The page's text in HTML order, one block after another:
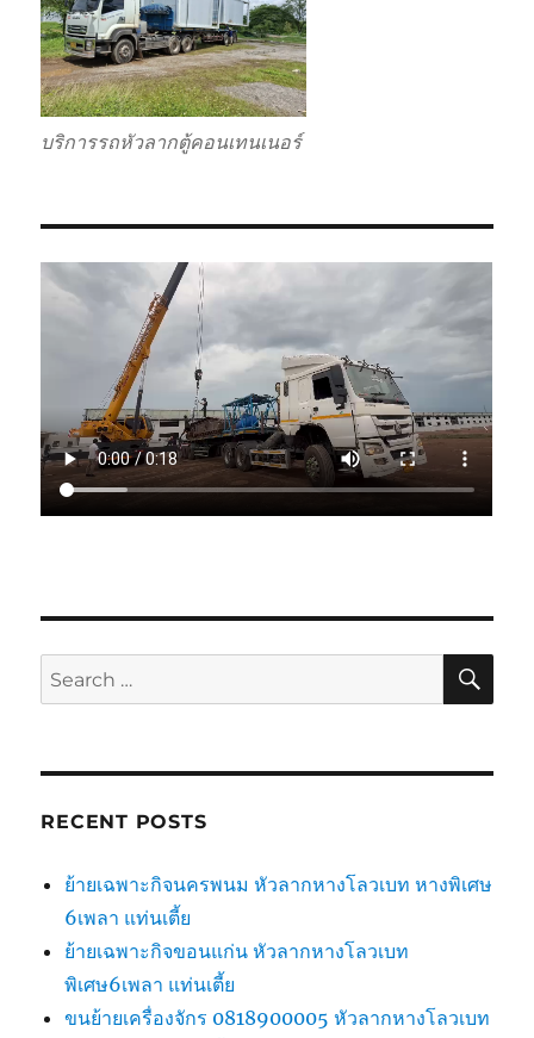
บริการรถหัวลากตู้คอนเทนเนอร์
Search
for:
RECENT POSTS
ย้ายเฉพาะกิจนครพนม หัวลากหางโลวเบท หางพิเศษ
6เพลา แท่นเตี้ย
ย้ายเฉพาะกิจขอนแก่น หัวลากหางโลวเบท
พิเศษ6เพลา แท่นเตี้ย
ขนย้ายเครื่องจักร 0818900005 หัวลากหางโลวเบท